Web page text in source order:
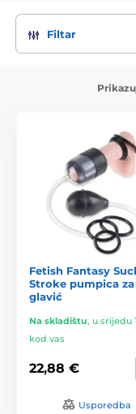
Filtar
Fetish Fantasy
Stroke pumpica za
glavić
Na skladištu, u srijedu
kod vas
22,88 €
Usporedba